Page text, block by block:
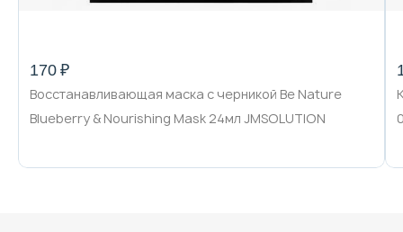
170 ₽
Восстанавливающая маска с черникой Be Nature
Blueberry & Nourishing Mask 24мл JMSOLUTION